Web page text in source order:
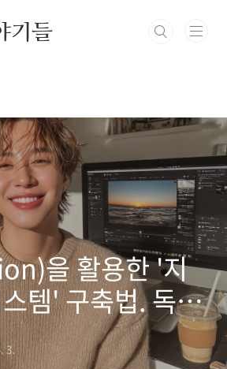
기들
을 활용한 '지
템' 구축법. 독서
로그, 개인 프로젝
3.